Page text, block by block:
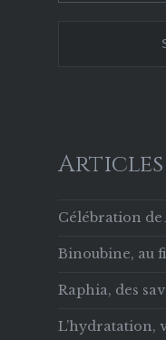
Célébration
Binoubine, au
Raphia, des
L’hydratation,